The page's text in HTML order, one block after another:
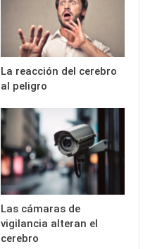
La reacción del cerebro
al peligro
Las cámaras de
vigilancia alteran el
cerebro